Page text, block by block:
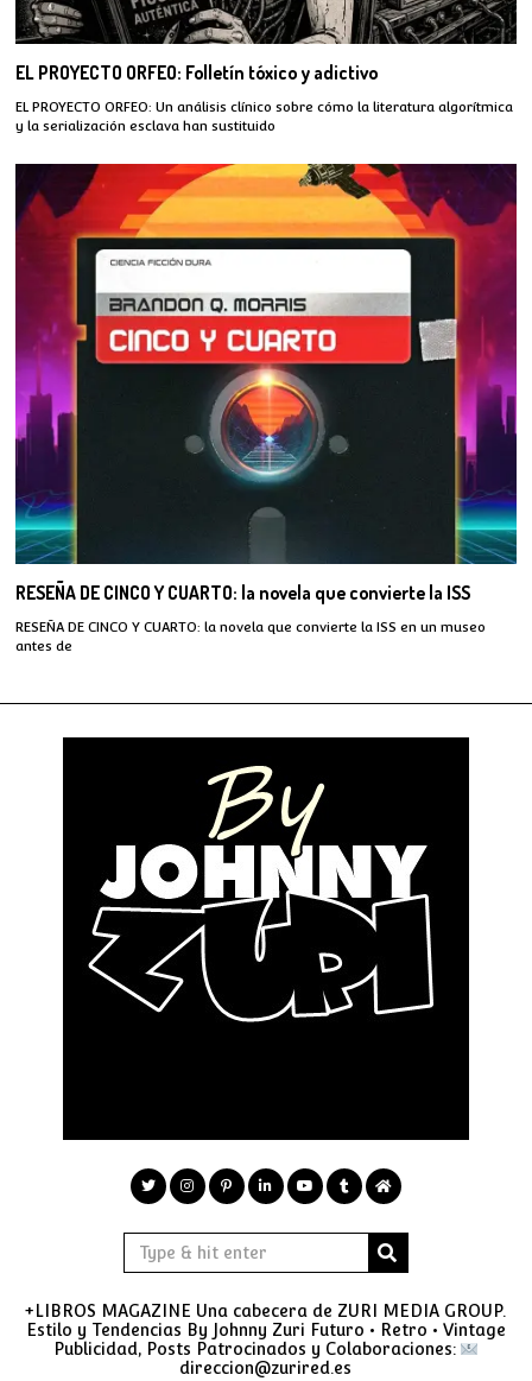
EL PROYECTO ORFEO: Folletín tóxico y adictivo
EL PROYECTO ORFEO: Un análisis clínico sobre cómo la literatura algorítmica
y la serialización esclava han sustituido
RESEÑA DE CINCO Y CUARTO: la novela que convierte la ISS
RESEÑA DE CINCO Y CUARTO: la novela que convierte la ISS en un museo
antes de
+LIBROS MAGAZINE Una cabecera de ZURI MEDIA GROUP.
Estilo y Tendencias By Johnny Zuri Futuro • Retro • Vintage
Publicidad, Posts Patrocinados y Colaboraciones:
direccion@zurired.es